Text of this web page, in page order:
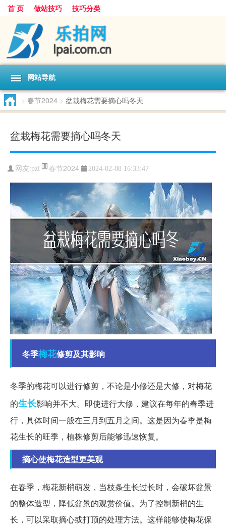
首 页 做站技巧 技巧分类
网站导航
> 春节2024 > 盆栽梅花需要摘心吗冬天
盆栽梅花需要摘心吗冬天
网友:pzl 春节2024 2024-02-08 16:33:47
冬季梅花修剪及其影响
冬季的梅花可以进行修剪，不论是小修还是大修，对梅花
的生长影响并不大。即使进行大修，建议在每年的春季进
行，具体时间一般在三月到五月之间。这是因为春季是梅
花生长的旺季，植株修剪后能够迅速恢复。
摘心使梅花造型更美观
在春季，梅花新梢萌发，当枝条生长过长时，会破坏盆景
的整体造型，降低盆景的观赏价值。为了控制新梢的生
长，可以采取摘心或打顶的处理方法。这样能够使梅花保